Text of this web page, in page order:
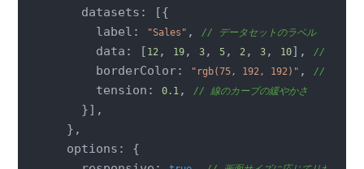
    datasets: [{
      label:
"Sales" , // データセットのラベル
      data: [
12, 19, 3, 5, 2, 3, 10], // Y軸の
      borderColor:
"rgb(75, 192, 192)" , // 線の色
      tension:
0.1, // 線のカーブの緩やかさ
    }],
  },
  options: {